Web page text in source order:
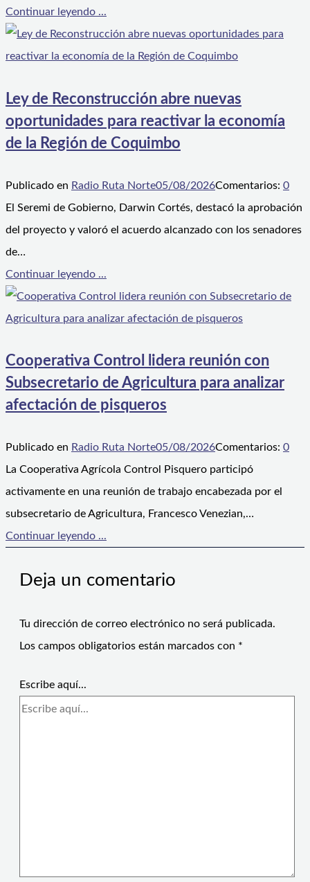
Continuar leyendo ...
Ley de Reconstrucción abre nuevas
oportunidades para reactivar la economía
de la Región de Coquimbo
Publicado en Radio Ruta Norte05/08/2026Comentarios: 0
El Seremi de Gobierno, Darwin Cortés, destacó la aprobación
del proyecto y valoró el acuerdo alcanzado con los senadores
de…
Continuar leyendo ...
Cooperativa Control lidera reunión con
Subsecretario de Agricultura para analizar
afectación de pisqueros
Publicado en Radio Ruta Norte05/08/2026Comentarios: 0
La Cooperativa Agrícola Control Pisquero participó
activamente en una reunión de trabajo encabezada por el
subsecretario de Agricultura, Francesco Venezian,…
Continuar leyendo ...
Deja un comentario
Tu dirección de correo electrónico no será publicada.
Los campos obligatorios están marcados con *
Escribe aquí...